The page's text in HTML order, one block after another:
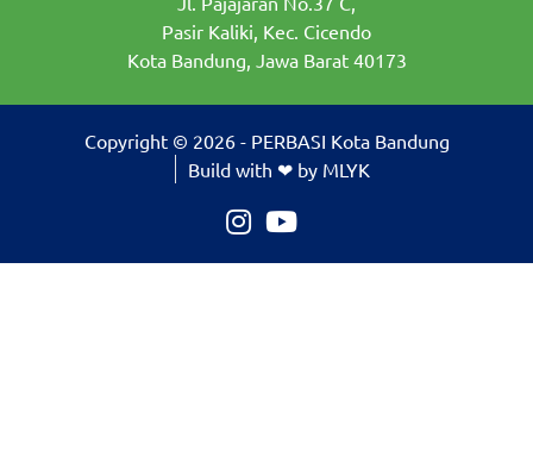
Pasir Kaliki, Kec. Cicendo
Kota Bandung, Jawa Barat 40173
Copyright © 2026 - PERBASI Kota Bandung
Build with ❤ by MLYK